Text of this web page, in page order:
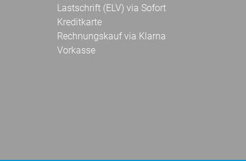
Lastschrift (ELV) via Sofort
Kreditkarte
Rechnungskauf via Klarna
Vorkasse